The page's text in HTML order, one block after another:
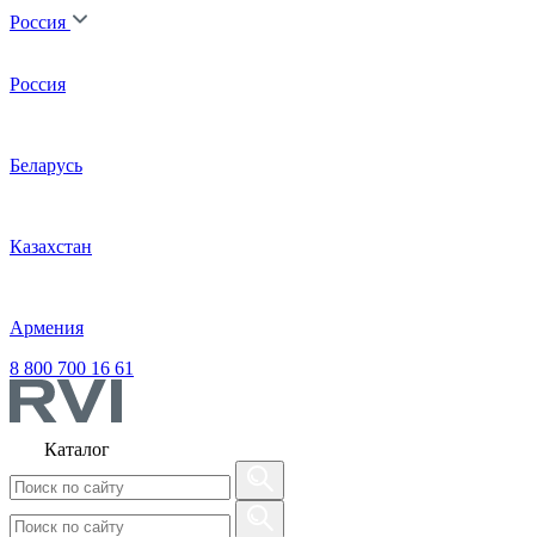
Россия
Россия
Беларусь
Казахстан
Армения
8 800 700 16 61
Каталог